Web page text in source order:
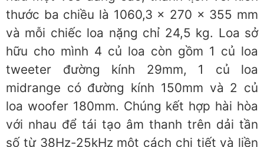
thước ba chiều là 1060,3 x 270 x 355 mm
và mỗi chiếc loa nặng chỉ 24,5 kg. Loa sở
hữu cho mình 4 củ loa còn gồm 1 củ loa
tweeter đường kính 29mm, 1 củ loa
midrange có đường kính 150mm và 2 củ
loa woofer 180mm. Chúng kết hợp hài hòa
với nhau để tái tạo âm thanh trên dải tần
số từ 38Hz-25kHz một cách chi tiết và liền